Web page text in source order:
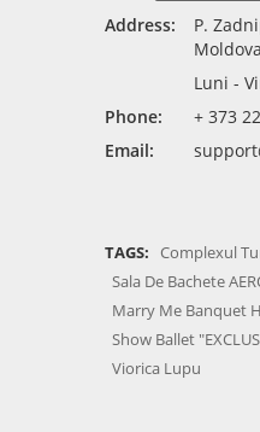
Address:
P.
Moldova
Luni -
Phone:
+ 373
Email:
TAGS: Complexul
Sala De Bachete
Marry Me Banquet
Show Ballet
Viorica Lupu